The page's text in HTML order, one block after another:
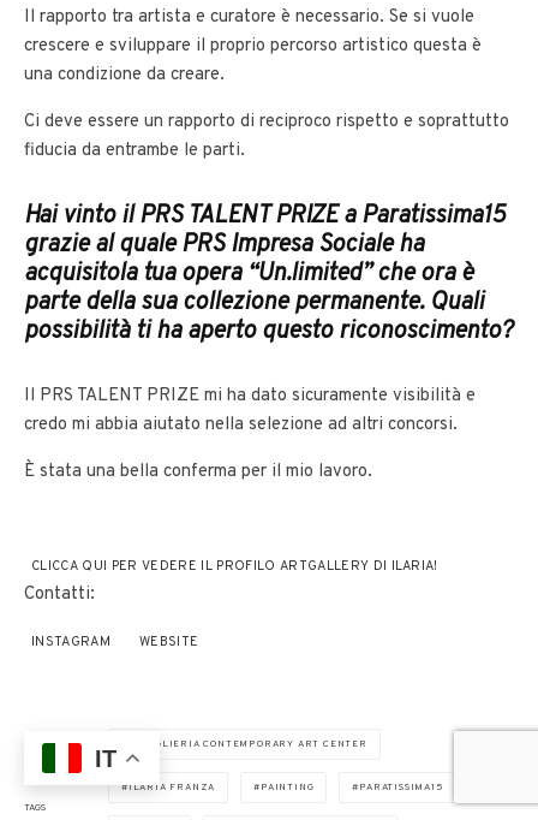
Il rapporto tra artista e curatore è necessario. Se si vuole
crescere e sviluppare il proprio percorso artistico questa è
una condizione da creare.
Ci deve essere un rapporto di reciproco rispetto e soprattutto
fiducia da entrambe le parti.
Hai vinto il PRS TALENT PRIZE a Paratissima15
grazie al quale PRS Impresa Sociale ha
acquisitola tua opera “Un.limited” che ora è
parte della sua collezione permanente. Quali
possibilità ti ha aperto questo riconoscimento?
Il PRS TALENT PRIZE mi ha dato sicuramente visibilità e
credo mi abbia aiutato nella selezione ad altri concorsi.
È stata una bella conferma per il mio lavoro.
CLICCA QUI PER VEDERE IL PROFILO ARTGALLERY DI ILARIA!
Contatti:
INSTAGRAM WEBSITE
TAGS
ARTIGLIERIA CONTEMPORARY ART CENTER
ILARIA FRANZA PAINTING PARATISSIMA15
IT